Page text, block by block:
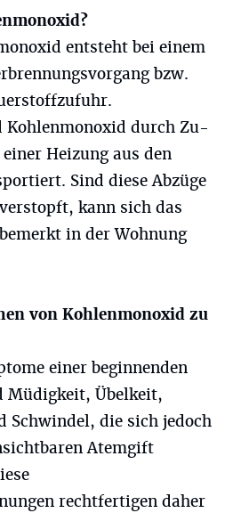
entsteht bei einem
bzw.
durch Zu-
Heizung aus den
Sind diese Abzüge
kann sich das
in der Wohnung
von Kohlenmonoxid zu
einer beginnenden
Müdigkeit, Übelkeit,
Schwindel, die sich jedoch
Atemgift
rechtfertigen daher